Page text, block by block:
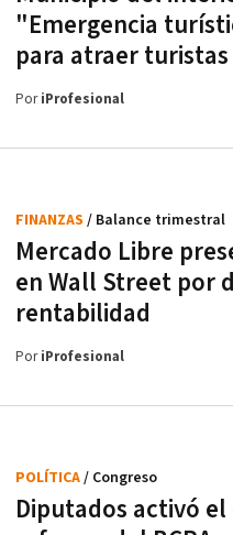
"Emergencia
para atraer turistas
PoriProfesional
Mercado Libre
en Wall Street por
rentabilidad
FINANZAS / Balance trimestral
PoriProfesional
Diputados activó
POLÍTICA/ Congreso